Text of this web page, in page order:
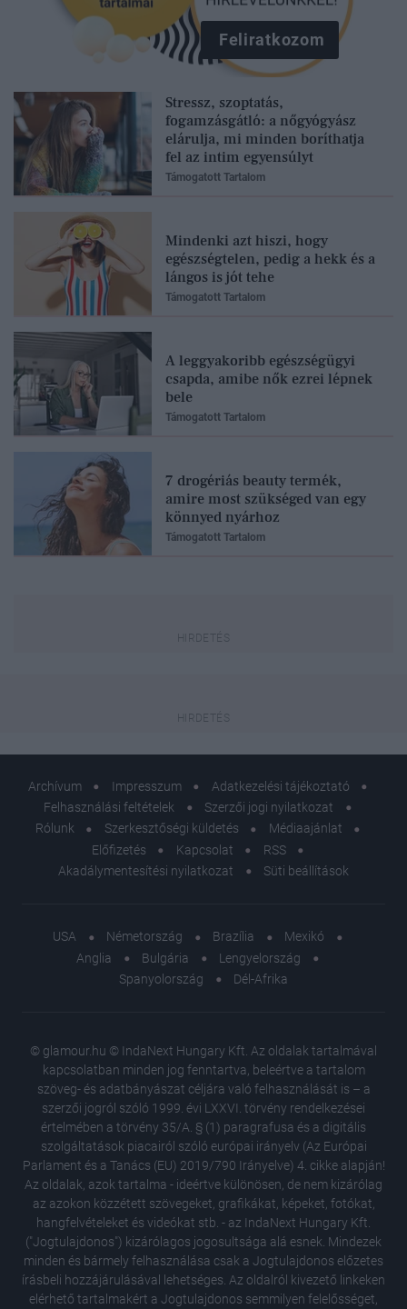
Feliratkozom
Stressz, szoptatás,
fogamzásgátló: a nőgyógyász
elárulja, mi minden boríthatja
fel az intim egyensúlyt
Támogatott Tartalom
Mindenki azt hiszi, hogy
egészségtelen, pedig a hekk és a
lángos is jót tehe
Támogatott Tartalom
A leggyakoribb egészségügyi
csapda, amibe nők ezrei lépnek
bele
Támogatott Tartalom
7 drogériás beauty termék,
amire most szükséged van egy
könnyed nyárhoz
Támogatott Tartalom
Archívum Impresszum
Adatkezelési tájékoztató
Felhasználási feltételek
Szerzői jogi nyilatkozat
Rólunk
Szerkesztőségi küldetés
Médiaajánlat
Előfizetés
Kapcsolat
RSS
Akadálymentesítési nyilatkozat
Süti beállítások
USA Németország Brazília
Mexikó
Anglia
Bulgária
Lengyelország
Spanyolország
Dél-Afrika
© glamour.hu © IndaNext Hungary Kft. Az oldalak tartalmával
kapcsolatban minden jog fenntartva, beleértve a tartalom
szöveg- és adatbányászat céljára való felhasználását is – a
szerzői jogról szóló 1999. évi LXXVI. törvény rendelkezései
értelmében a törvény 35/A. § (1) paragrafusa és a digitális
szolgáltatások piacairól szóló európai irányelv (Az Európai
Parlament és a Tanács (EU) 2019/790 Irányelve) 4. cikke alapján!
Az oldalak, azok tartalma - ideértve különösen, de nem kizárólag
az azokon közzétett szövegeket, grafikákat, képeket, fotókat,
hangfelvételeket és videókat stb. - az IndaNext Hungary Kft.
("Jogtulajdonos") kizárólagos jogosultsága alá esnek. Mindezek
minden és bármely felhasználása csak a Jogtulajdonos előzetes
írásbeli hozzájárulásával lehetséges. Az oldalról kivezető linkeken
elérhető tartalmakért a Jogtulajdonos semmilyen felelősséget,